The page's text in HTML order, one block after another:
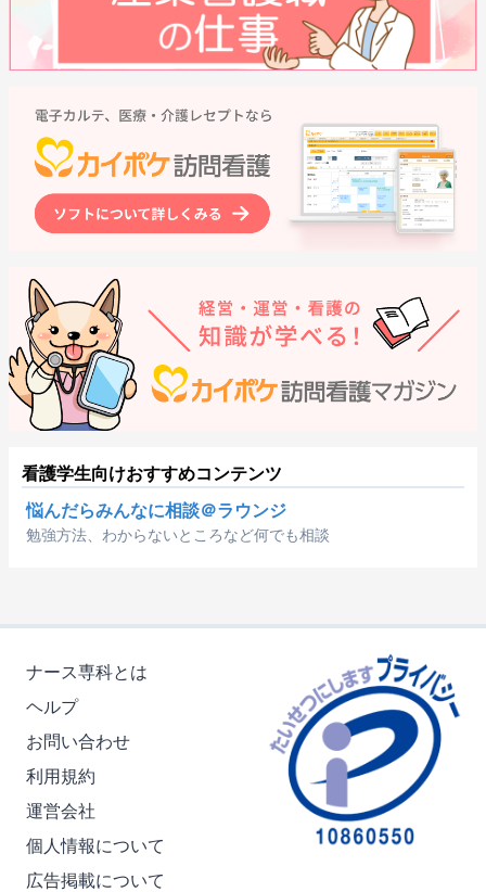
看護学生向けおすすめコンテンツ
悩んだらみんなに相談＠ラウンジ
勉強方法、わからないところなど何でも相談
ナース専科とは
ヘルプ
お問い合わせ
利用規約
運営会社
個人情報について
広告掲載について